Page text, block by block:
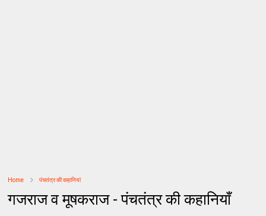
Home पंचतंत्र की कहानियां
गजराज व मूषकराज - पंचतंत्र की कहानियाँ